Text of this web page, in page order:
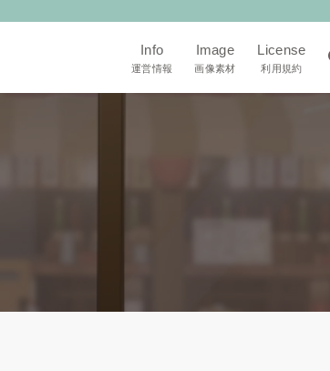
Info
運営情報
Image
画像素材
License
利用規約